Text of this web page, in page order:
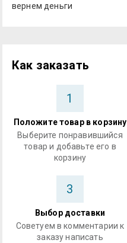
вернем деньги
Как заказать
1
Положите товар в корзину
Выберите понравившийся
товар и добавьте его в
корзину
3
Выбор доставки
Советуем в комментарии к
заказу написать